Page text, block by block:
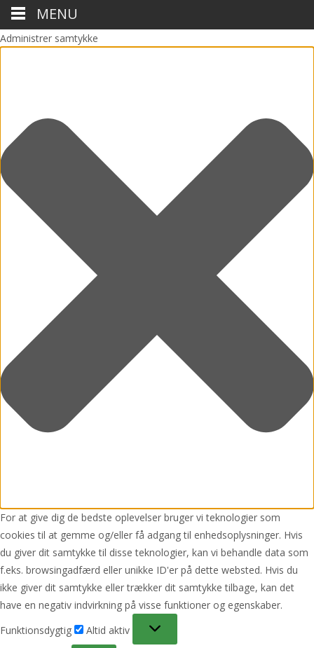
Administrer samtykke
For at give dig de bedste oplevelser bruger vi teknologier som
cookies til at gemme og/eller få adgang til enhedsoplysninger. Hvis
du giver dit samtykke til disse teknologier, kan vi behandle data som
f.eks. browsingadfærd eller unikke ID'er på dette websted. Hvis du
ikke giver dit samtykke eller trækker dit samtykke tilbage, kan det
have en negativ indvirkning på visse funktioner og egenskaber.
Funktionsdygtig
Altid aktiv
MENU